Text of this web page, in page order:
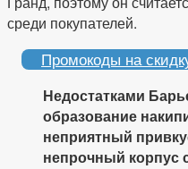
среди покупателей.
Промокоды на
Недостатками
образование
неприятный
непрочный корпус